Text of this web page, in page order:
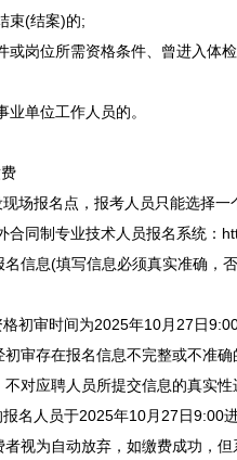
(结案)的;
或岗位所需资格条件、曾进入体
业单位工作人员的。
报名点，报考人员只能选择一
合同制专业技术人员报名系统：
信息(填写信息必须真实准确，
审时间为2025年10月27日
审存在报名信息不完整或不准
对应聘人员所提交信息的真实性
人员于2025年10月27日9:00
视为自动放弃，如缴费成功，